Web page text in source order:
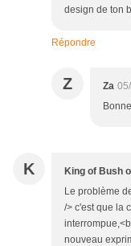
design de ton
Répondre
Z Za
K King of Bush
Le problème
/> c'est que la
nouveau